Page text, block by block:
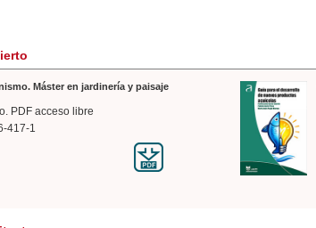
Máster en jardinería y paisaje
PDF acceso libre
417-1